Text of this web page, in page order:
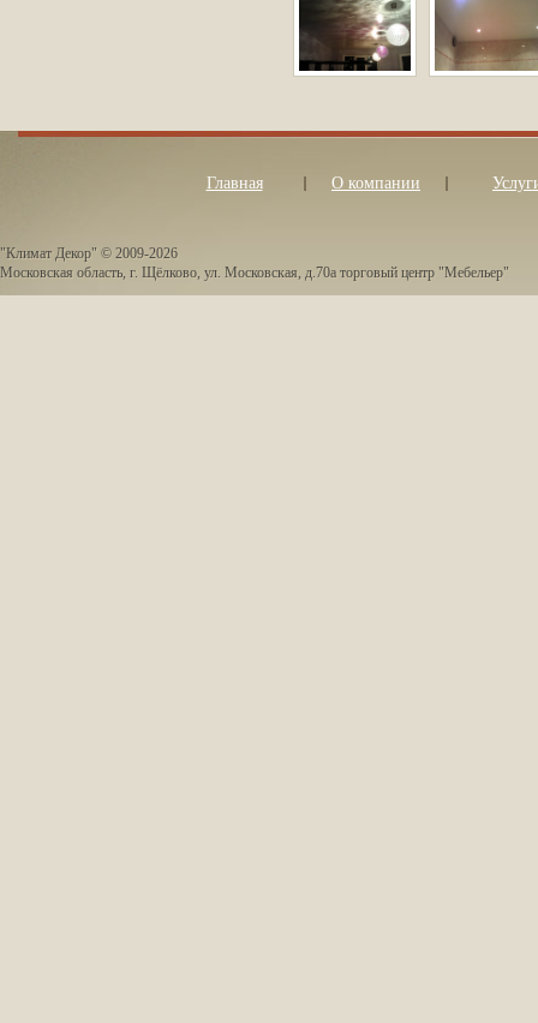
Главная О компании
"Климат Декор" © 2009-2026
Московская область, г. Щёлково, ул. Московская, д.70а торговый центр "Мебельер"